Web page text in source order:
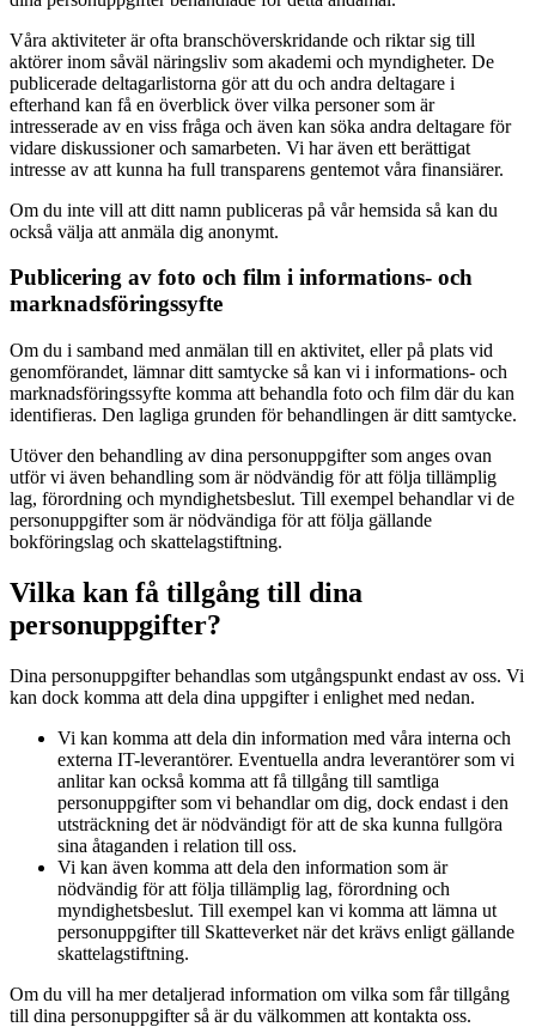
Våra aktiviteter är ofta branschöverskridande och riktar sig till
aktörer inom såväl näringsliv som akademi och myndigheter. De
publicerade deltagarlistorna gör att du och andra deltagare i
efterhand kan få en överblick över vilka personer som är
intresserade av en viss fråga och även kan söka andra deltagare för
vidare diskussioner och samarbeten. Vi har även ett berättigat
intresse av att kunna ha full transparens gentemot våra finansiärer.
Om du inte vill att ditt namn publiceras på vår hemsida så kan du
också välja att anmäla dig anonymt.
Publicering av foto och film i informations- och
marknadsföringssyfte
Om du i samband med anmälan till en aktivitet, eller på plats vid
genomförandet, lämnar ditt samtycke så kan vi i informations- och
marknadsföringssyfte komma att behandla foto och film där du kan
identifieras. Den lagliga grunden för behandlingen är ditt samtycke.
Utöver den behandling av dina personuppgifter som anges ovan
utför vi även behandling som är nödvändig för att följa tillämplig
lag, förordning och myndighetsbeslut. Till exempel behandlar vi de
personuppgifter som är nödvändiga för att följa gällande
bokföringslag och skattelagstiftning.
Vilka kan få tillgång till dina
personuppgifter?
Dina personuppgifter behandlas som utgångspunkt endast av oss. Vi
kan dock komma att dela dina uppgifter i enlighet med nedan.
Vi kan komma att dela din information med våra interna och
externa IT-leverantörer. Eventuella andra leverantörer som vi
anlitar kan också komma att få tillgång till samtliga
personuppgifter som vi behandlar om dig, dock endast i den
utsträckning det är nödvändigt för att de ska kunna fullgöra
sina åtaganden i relation till oss.
Vi kan även komma att dela den information som är
nödvändig för att följa tillämplig lag, förordning och
myndighetsbeslut. Till exempel kan vi komma att lämna ut
personuppgifter till Skatteverket när det krävs enligt gällande
skattelagstiftning.
Om du vill ha mer detaljerad information om vilka som får tillgång
till dina personuppgifter så är du välkommen att kontakta oss.